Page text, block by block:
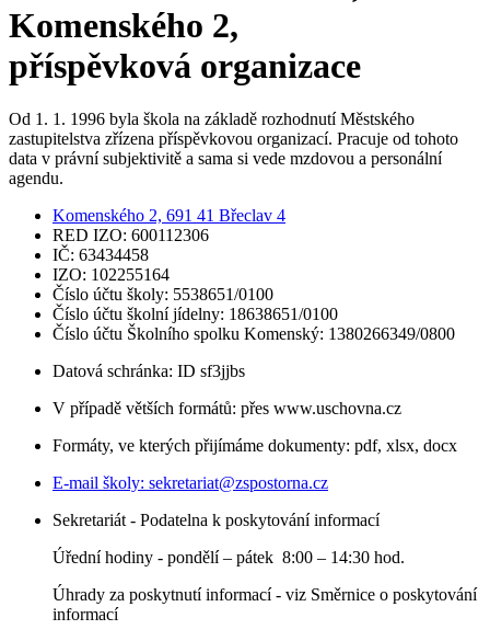
Komenského 2,
příspěvková organizace
Od 1. 1. 1996 byla škola na základě rozhodnutí Městského
zastupitelstva zřízena příspěvkovou organizací. Pracuje od tohoto
data v právní subjektivitě a sama si vede mzdovou a personální
agendu.
Komenského 2, 691 41 Břeclav 4
RED IZO: 600112306
IČ: 63434458
IZO: 102255164
Číslo účtu školy: 5538651/0100
Číslo účtu školní jídelny: 18638651/0100
Číslo účtu Školního spolku Komenský: 1380266349/0800
Datová schránka: ID sf3jjbs
V případě větších formátů: přes www.uschovna.cz
Formáty, ve kterých přijímáme dokumenty: pdf, xlsx, docx
E-mail školy: sekretariat@zspostorna.cz
Sekretariát - Podatelna k poskytování informací
Úřední hodiny - pondělí – pátek 8:00 – 14:30 hod.
Úhrady za poskytnutí informací - viz Směrnice o poskytování
informací